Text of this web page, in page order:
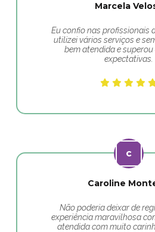
Marcela
Eu confio nas profissionais
utilizei vários serviços e
bem atendida e
expectativas.
Caroline
Não poderia deixar de
experiência maravilhosa
atendida com muito